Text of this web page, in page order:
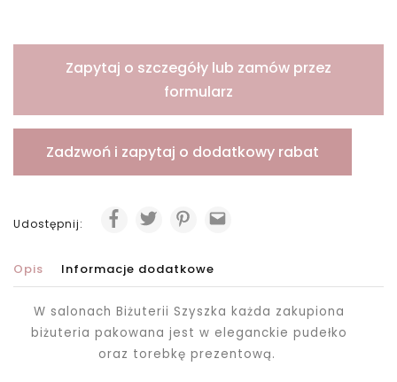
Zapytaj o szczegóły lub zamów przez
formularz
Zadzwoń i zapytaj o dodatkowy rabat
Udostępnij:
Opis Informacje dodatkowe
W salonach Biżuterii Szyszka każda zakupiona
biżuteria pakowana jestw eleganckie pudełko
oraz torebkę prezentową.